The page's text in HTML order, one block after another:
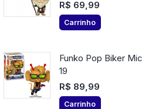
R$ 69,99
Carrinho
Funko Pop Biker
19
R$ 89,99
Carrinho